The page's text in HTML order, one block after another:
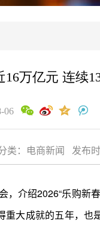
万亿元 连续
06
：电商新闻 发布
介绍2026“乐购新
大成就的五年，